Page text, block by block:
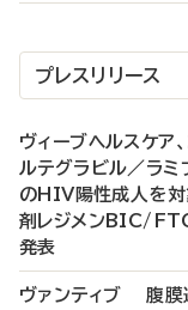
プレスリリース
ヴィーブヘルスケア
ルテグラビル／ラミ
のHIV陽性成人を対
剤レジメンBIC/
発表
ヴァンティブ 腹膜